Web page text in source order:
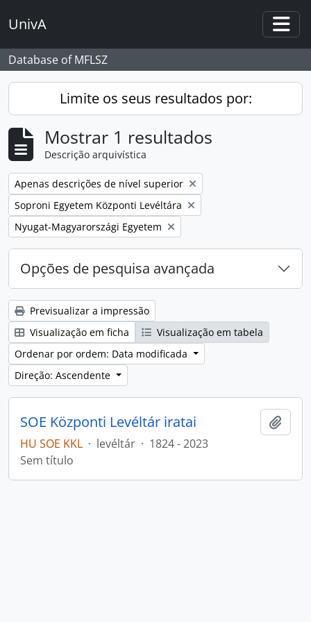
UnivA
Database of MFLSZ
Limite os seus resultados por:
Mostrar 1 resultados
Descrição arquivística
Remover filtro:
Apenas descrições de nível superior
Remover filtro:
Soproni Egyetem Központi Levéltára
Remover filtro:
Nyugat-Magyarországi Egyetem
Opções de pesquisa avançada
Previsualizar a impressão
Visualização em ficha
Visualização em tabela
Ordenar por ordem: Data modificada
Direção: Ascendente
SOE Központi Levéltár iratai
HU SOE KKL · levéltár · 1824 - 2023
Sem título